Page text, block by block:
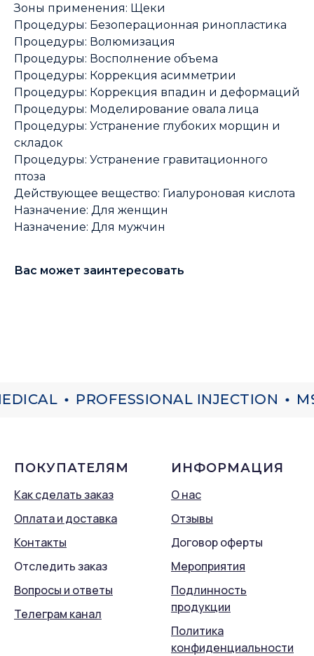
Зоны применения: Щеки
Процедуры: Безоперационная ринопластика
Процедуры: Волюмизация
Процедуры: Восполнение объема
Процедуры: Коррекция асимметрии
Процедуры: Коррекция впадин и деформаций
Процедуры: Моделирование овала лица
Процедуры: Устранение глубоких морщин и
складок
Процедуры: Устранение гравитационного
птоза
Действующее вещество: Гиалуроновая кислота
Назначение: Для женщин
Назначение: Для мужчин
Вас может заинтересовать
PROFESSIONAL INJECTION M9
ПОКУПАТЕЛЯМ
Как сделать заказ
Оплата и доставка
Контакты
Отследить заказ
Вопросы и ответы
Телеграм канал
ИНФОРМАЦИЯ
О нас
Отзывы
Договор оферты
Мероприятия
Подлинность
продукции
Политика
конфиденциальности